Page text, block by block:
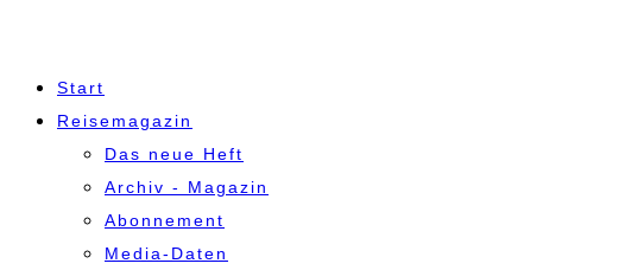
Start
Reisemagazin
Das neue Heft
Archiv - Magazin
Abonnement
Media-Daten